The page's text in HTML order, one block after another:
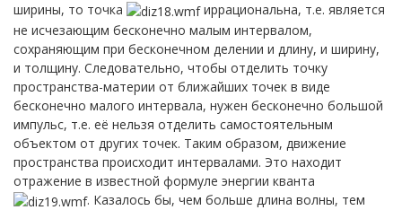
ширины, то точка
иррациональна, т.е. является
не исчезающим бесконечно малым интервалом,
сохраняющим при бесконечном делении и длину, и ширину,
и толщину. Следовательно, чтобы отделить точку
пространства-материи от ближайших точек в виде
бесконечно малого интервала, нужен бесконечно большой
импульс, т.е. её нельзя отделить самостоятельным
объектом от других точек. Таким образом, движение
пространства происходит интервалами. Это находит
отражение в известной формуле энергии кванта
. Казалось бы, чем больше длина волны, тем